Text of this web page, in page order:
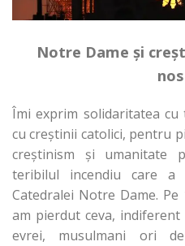
Notre Dame și
Îmi exprim solidaritatea
cu creștinii catolici, pentru
creștinism și umanitate
teribilul incendiu care
Catedralei Notre Dame.
am pierdut ceva,
evrei, musulmani ori